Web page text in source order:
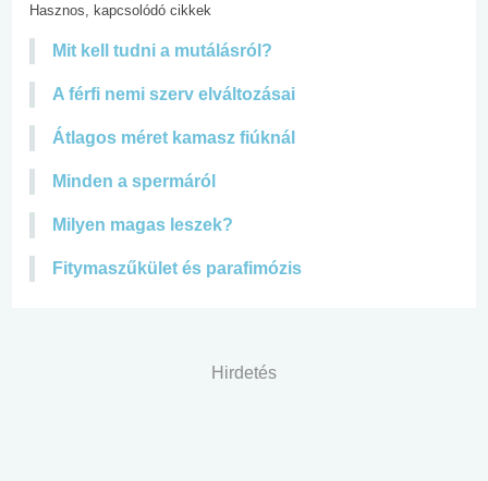
Hasznos, kapcsolódó cikkek
Mit kell tudni a mutálásról?
A férfi nemi szerv elváltozásai
Átlagos méret kamasz fiúknál
Minden a spermáról
Milyen magas leszek?
Fitymaszűkület és parafimózis
Hirdetés